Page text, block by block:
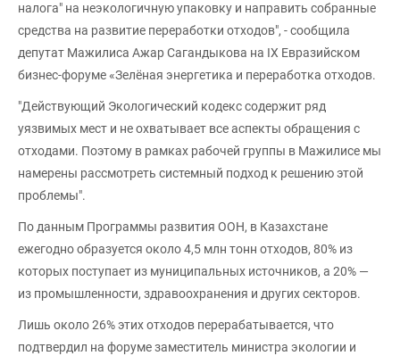
налога" на неэкологичную упаковку и направить собранные
средства на развитие переработки отходов", - сообщила
депутат Мажилиса Ажар Сагандыкова на IX Евразийском
бизнес-форуме «Зелёная энергетика и переработка отходов.
"Действующий Экологический кодекс содержит ряд
уязвимых мест и не охватывает все аспекты обращения с
отходами. Поэтому в рамках рабочей группы в Мажилисе мы
намерены рассмотреть системный подход к решению этой
проблемы".
По данным Программы развития ООН, в Казахстане
ежегодно образуется около 4,5 млн тонн отходов, 80% из
которых поступает из муниципальных источников, а 20% —
из промышленности, здравоохранения и других секторов.
Лишь около 26% этих отходов перерабатывается, что
подтвердил на форуме заместитель министра экологии и